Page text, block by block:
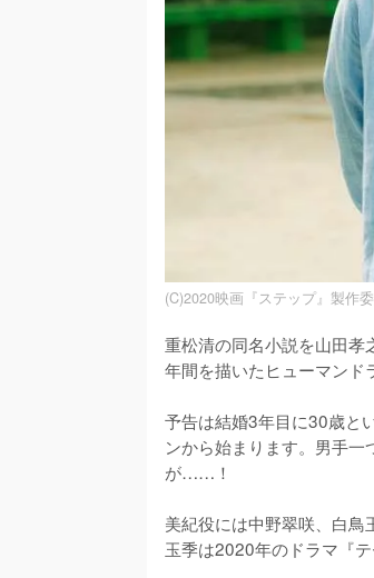
(C)2020映画『ステップ』製作
重松清の同名小説を山田孝
年間を描いたヒューマンド
予告は結婚3年目に30歳と
ンから始まります。男手
が……！
美紀役には中野翠咲、白
玉季は2020年のドラマ『